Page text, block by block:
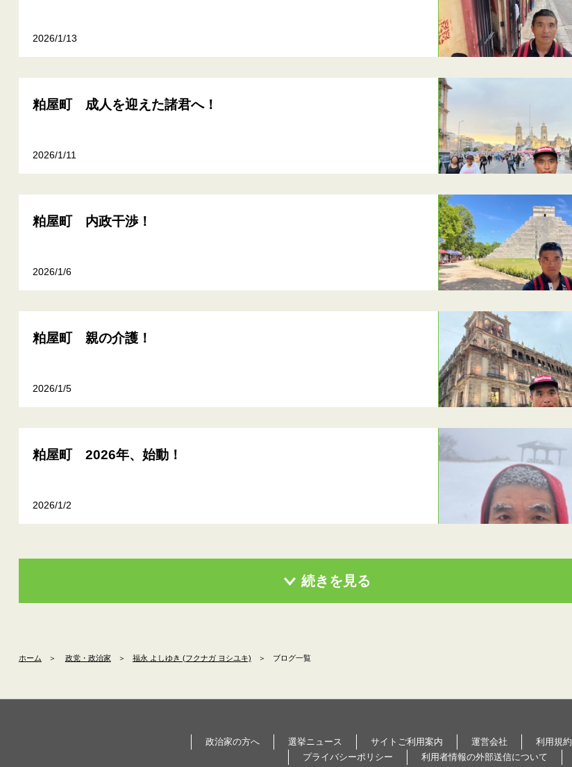
2026/1/13
粕屋町 成人を迎えた諸君へ！
2026/1/11
粕屋町 内政干渉！
2026/1/6
粕屋町 親の介護！
2026/1/5
粕屋町 2026年、始動！
2026/1/2
続きを見る
ホーム ＞ 政党・政治家 ＞ 福永 よしゆき (フクナガ ヨシユキ) ＞ ブログ一覧
政治家の方へ 選挙ニュース サイトご利用案内 運営会社 利用規約
プライバシーポリシー
利用者情報の外部送信について